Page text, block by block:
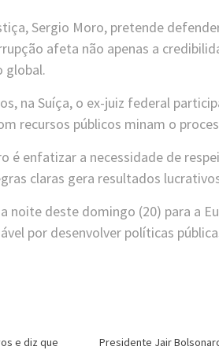
Sergio Moro, pretende
afeta não apenas a
global.
na Suíça, o ex-juiz federal
recursos públicos minam o
é enfatizar a necessidade de
claras gera resultados
noite deste domingo (20) para a
por desenvolver políticas
e diz que
Presidente Jair